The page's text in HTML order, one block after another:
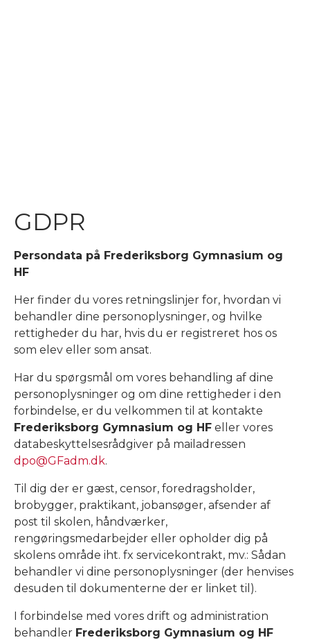
GDPR
Persondata på Frederiksborg Gymnasium og
HF
Her finder du vores retningslinjer for, hvordan vi
behandler dine personoplysninger, og hvilke
rettigheder du har, hvis du er registreret hos os
som elev eller som ansat.
Har du spørgsmål om vores behandling af dine
personoplysninger og om dine rettigheder i den
forbindelse, er du velkommen til at kontakte
Frederiksborg Gymnasium og HF eller vores
databeskyttelsesrådgiver på mailadressen
dpo@GFadm.dk.
Til dig der er gæst, censor, foredragsholder,
brobygger, praktikant, jobansøger, afsender af
post til skolen, håndværker,
rengøringsmedarbejder eller opholder dig på
skolens område iht. fx servicekontrakt, mv.: Sådan
behandler vi dine personoplysninger (der henvises
desuden til dokumenterne der er linket til).
I forbindelse med vores drift og administration
behandler Frederiksborg Gymnasium og HF